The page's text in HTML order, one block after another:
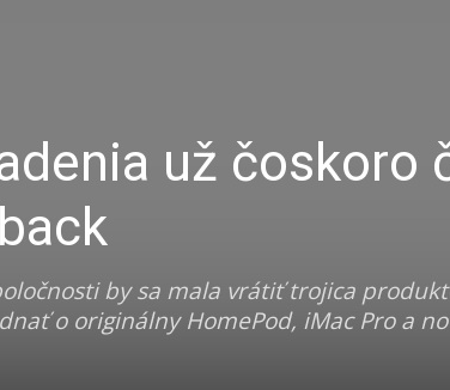
už čoskoro
by sa mala vrátiť trojica
o originálny HomePod, iMac Pro a